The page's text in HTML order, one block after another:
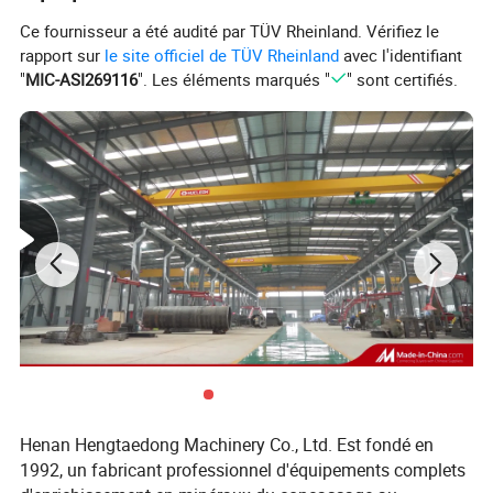
Ce fournisseur a été audité par TÜV Rheinland. Vérifiez le
rapport sur le site officiel de TÜV Rheinland avec l'identifiant
"MIC-ASI269116". Les éléments marqués " " sont certifiés.
Henan Hengtaedong Machinery Co., Ltd. Est fondé en
1992, un fabricant professionnel d'équipements complets